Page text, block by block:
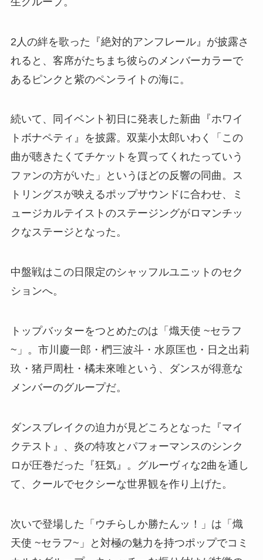
2人の絆を歌った『絶対的アンフレール』が披露さ
れると、客席がたちまち彼らのメンバーカラーで
あるピンクと紫のペンライトの海に。
続いて、同イベント初日に発表した新曲『ホワイ
トボナペティ』を披露。双葉小太郎いわく「この
曲が聴きたくてチケットを買ってくれたっていう
ファンの方がいた」というほどの反響の同曲。ス
トリングスが映えるポップサウンドに合わせ、ミ
ュージカルテイストのステージングがロマンチッ
クなステージとなった。
中盤戦はこの日限定のシャッフルユニットのセク
ションへ。
トップバッターをつとめたのは「熾天使 ~セラフ
~」。市川慶一郎・椚三波斗・水原匡也・日之出莉
玖・猪戸周杜・橘未來唯という、ダンスが得意な
メンバーのグループだ。
ダンスブレイクの迫力が見どころとなった『マイ
クテスト』、炎の特攻とパフォーマンスのシンク
ロが圧巻だった『狂気』。グルーヴィな2曲を通し
て、クールでセクシーな世界観を作り上げた。
次いで登場した「ウチらしか勝たんッ！」は「熾
天使 ~セラフ~」と対極の魅力を持つポップでコミ